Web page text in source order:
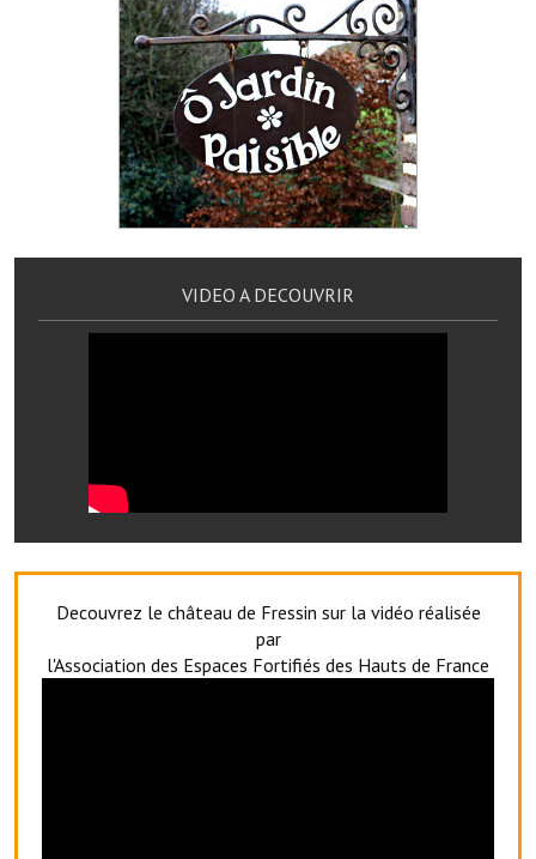
France Renov
Déchets ménagers, tri sélectif, encombrants
Services publics communaux
Démarches administratives
Urbanisme
Biens à louer
Terrains et maisons à vendre
Commerçants, artisans
Commerces et professions libérales
VIDEO A DECOUVRIR
Decouvrez le château de Fressin sur la vidéo réalisée
par
l'Association des Espaces Fortifiés des Hauts de France